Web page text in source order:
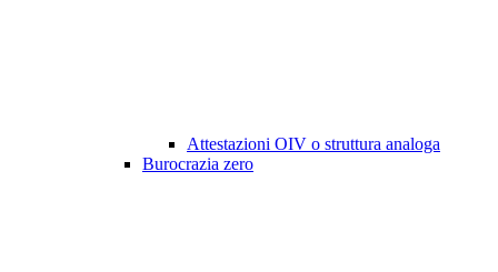
Attestazioni OIV o struttura analoga
Burocrazia zero